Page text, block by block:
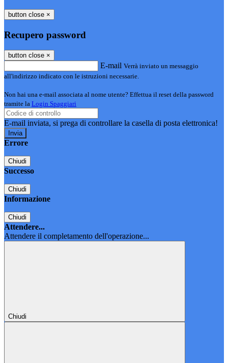
button close ×
Recupero password
button close ×
E-mail Verrà inviato un messaggio
all'indirizzo indicato con le istruzioni necessarie.
Non hai una e-mail associata al nome utente? Effettua il reset della password
tramite la Login Spaggiari
E-mail inviata, si prega di controllare la casella di posta elettronica!
Errore
Chiudi
Successo
Chiudi
Informazione
Chiudi
Attendere...
Attendere il completamento dell'operazione...
Chiudi